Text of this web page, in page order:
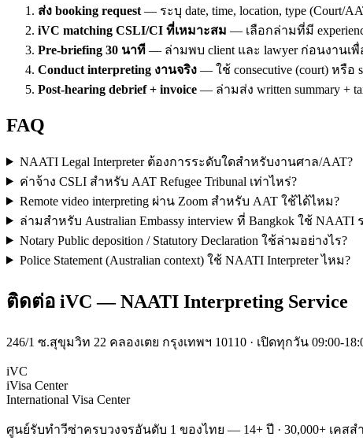
ส่ง booking request — ระบุ date, time, location, type (Court/
iVC matching CSLI/CI ที่เหมาะสม — เลือกล่ามที่มี
Pre-briefing 30 นาที — ล่ามพบ client และ lawyer ก่อนงานเพื่
Conduct interpreting งานจริง — ใช้ consecutive (court) หรือ
Post-hearing debrief + invoice — ล่ามส่ง written summary +
FAQ
NAATI Legal Interpreter ต้องการระดับใดสำหรับงานศาล/AAT?
ค่าจ้าง CSLI สำหรับ AAT Refugee Tribunal เท่าไหร่?
Remote video interpreting ผ่าน Zoom สำหรับ AAT ใช้ได้ไหม?
ล่ามสำหรับ Australian Embassy interview ที่ Bangkok ใช้ NAATI
Notary Public deposition / Statutory Declaration ใช้ล่ามอย่างไร?
Police Statement (Australian context) ใช้ NAATI Interpreter ไหม?
ติดต่อ iVC — NAATI Interpreting Service
246/1 ซ.สุขุมวิท 22 คลองเตย กรุงเทพฯ 10110 · เปิดทุกวัน 09:00-
iVC
iVisa Center
International Visa Center
ศูนย์รับทำวีซ่าครบวงจรอันดับ 1 ของไทย — 14+ ปี · 30,000+ เคสสำ